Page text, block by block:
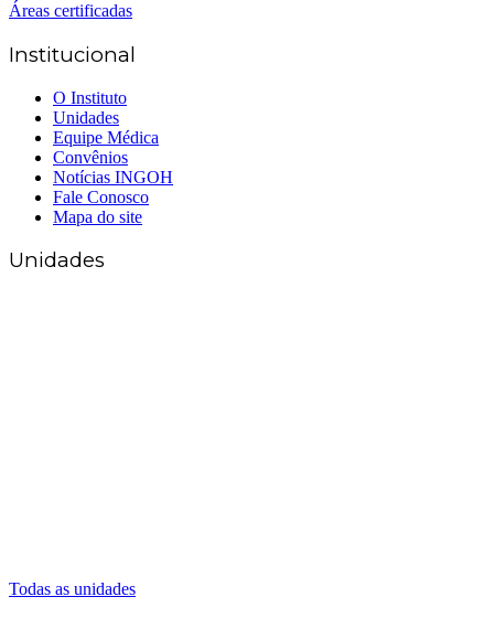
Áreas certificadas
Institucional
O Instituto
Unidades
Equipe Médica
Convênios
Notícias INGOH
Fale Conosco
Mapa do site
Unidades
Todas as unidades